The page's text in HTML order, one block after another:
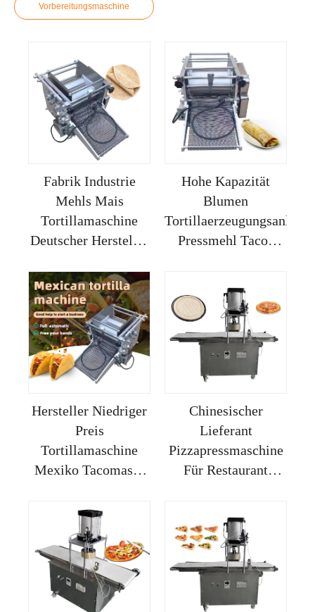
Vorbereitungsmaschine
Fabrik Industrie
Mehls Mais
Tortillamaschine
Deutscher Hersteller
Tacos
Hohe Kapazität
Blumen
Tortillaerzeugungsanlage
Pressmehl Tacos
Hersteller Niedriger
Preis
Tortillamaschine
Mexiko Tacomasse
Presswerkzeug Zum
Machen Gusseisen
Hersteller
Vollautomatisch 14
Zoll
Chinesischer
Lieferant
Pizzapressmaschine
Für Restaurant